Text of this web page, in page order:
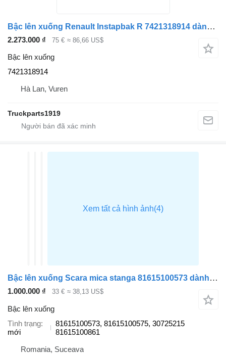
Bậc lên xuống Renault Instapbak R 7421318914 dành cho xe tải
2.273.000 ₫ 75 € ≈ 86,66 US$
Bậc lên xuống
7421318914
Hà Lan, Vuren
Truckparts1919
Bậc lên xuống Scara mica stanga 81615100573 dành cho đầu kéo MAN TGL
1.000.000 ₫ 33 € ≈ 38,13 US$
Bậc lên xuống
Tình trạng
mới
81615100573, 81615100575, 30725215
81615100861
Romania, Suceava